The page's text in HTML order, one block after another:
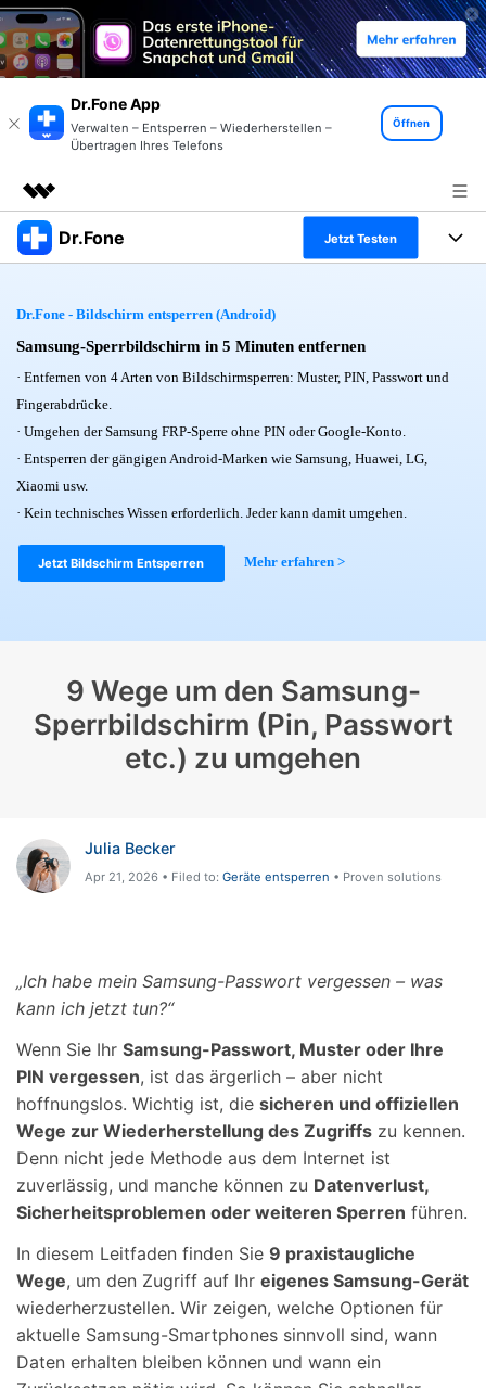
Dr.Fone App
Verwalten – Entsperren – Wiederherstellen –
Übertragen Ihres Telefons
Öffnen
Top-Produkte
Dienstprogramme
Über uns
Presseraum
Shop
Support
Dr.Fone Jetzt Testen
Alles-in-einem-Toolkit
Full Toolkit anzeigen >
Lösungen
Lernen und Unterstützung
Android 16 FRP-Umgehung
Anmelden
Dr.Fone - Bildschirm entsperren (Android)
Samsung-Sperrbildschirm in 5 Minuten entfernen
· Entfernen von 4 Arten von Bildschirmsperren: Muster, PIN, Passwort und
Fingerabdrücke.
· Umgehen der Samsung FRP-Sperre ohne PIN oder Google-Konto.
· Entsperren der gängigen Android-Marken wie Samsung, Huawei, LG,
Xiaomi usw.
· Kein technisches Wissen erforderlich. Jeder kann damit umgehen.
Jetzt Bildschirm Entsperren Mehr erfahren >
9 Wege um den Samsung-
Sperrbildschirm (Pin, Passwort
etc.) zu umgehen
Julia Becker
Apr 21, 2026 • Filed to: Geräte entsperren • Proven solutions
„Ich habe mein Samsung-Passwort vergessen – was
kann ich jetzt tun?“
Wenn Sie Ihr Samsung-Passwort, Muster oder Ihre
PIN vergessen, ist das ärgerlich – aber nicht
hoffnungslos. Wichtig ist, die sicheren und offiziellen
Wege zur Wiederherstellung des Zugriffs zu kennen.
Denn nicht jede Methode aus dem Internet ist
zuverlässig, und manche können zu Datenverlust,
Sicherheitsproblemen oder weiteren Sperren führen.
In diesem Leitfaden finden Sie 9 praxistaugliche
Wege, um den Zugriff auf Ihr eigenes Samsung-Gerät
wiederherzustellen. Wir zeigen, welche Optionen für
aktuelle Samsung-Smartphones sinnvoll sind, wann
Daten erhalten bleiben können und wann ein